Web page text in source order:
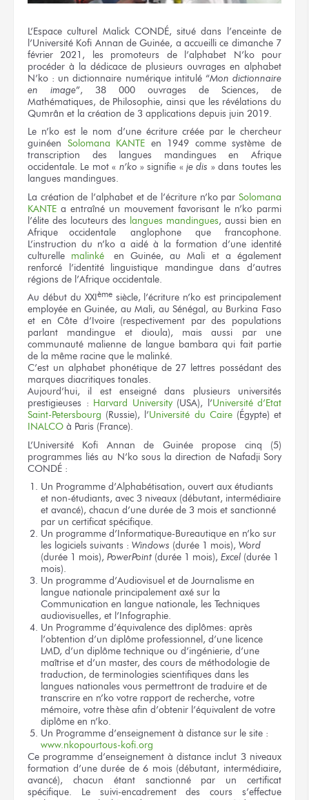
L’Espace culturel Malick CONDÉ, situé dans l’enceinte de
l’Université Kofi Annan de Guinée, a accueilli ce dimanche 7
février 2021, les promoteurs de l’alphabet N’ko pour
procéder à la dédicace de plusieurs ouvrages en alphabet
N’ko : un dictionnaire numérique intitulé “Mon dictionnaire
en image”, 38 000 ouvrages de Sciences, de
Mathématiques, de Philosophie, ainsi que les révélations du
Qumrân et la création de 3 applications depuis juin 2019.
Le n’ko est le nom d’une écriture créée par le chercheur
guinéen Solomana KANTE en 1949 comme système de
transcription des langues mandingues en Afrique
occidentale. Le mot « n’ko » signifie «je dis » dans toutes les
langues mandingues.
La création de l’alphabet et de l’écriture n’ko par Solomana
KANTE a entraîné un mouvement favorisant le n’ko parmi
l’élite des locuteurs des langues mandingues, aussi bien en
Afrique occidentale anglophone que francophone.
L’instruction du n’ko a aidé à la formation d’une identité
culturelle malinké en Guinée, au Mali et a également
renforcé l’identité linguistique mandingue dans d’autres
régions de l’Afrique occidentale.
Au début du XXIèmesiècle, l’écriture n’ko est principalement
employée en Guinée, au Mali, au Sénégal, au Burkina Faso
et en Côte d’Ivoire (respectivement par des populations
parlant mandingue et dioula), mais aussi par une
communauté malienne de langue bambara qui fait partie
de la même racine que le malinké.
C’est un alphabet phonétique de 27 lettres possédant des
marques diacritiques tonales.
Aujourd’hui, il est enseigné dans plusieurs universités
prestigieuses : Harvard University(USA), l’Université d’Etat
Saint-Petersbourg (Russie), l’Université du Caire(Égypte) et
INALCO à Paris (France).
L’Université Kofi Annan de Guinée propose cinq (5)
programmes liés au N’ko sous la direction de Nafadji Sory
CONDÉ :
Un Programme d’Alphabétisation, ouvert aux étudiants
et non-étudiants, avec 3 niveaux (débutant, intermédiaire
et avancé), chacun d’une durée de 3 mois et sanctionné
par un certificat spécifique.
Un programme d’Informatique-Bureautique en n’ko sur
les logiciels suivants :Windows (durée 1 mois),Word
(durée 1 mois),PowerPoint (durée 1 mois),Excel (durée 1
mois).
Un programme d’Audiovisuel et de Journalisme en
langue nationale principalement axé sur la
Communication en langue nationale, les Techniques
audiovisuelles, et l’Infographie.
Un Programme d’équivalence des diplômes: après
l’obtention d’un diplôme professionnel, d’une licence
LMD, d’un diplôme technique ou d’ingénierie, d’une
maîtrise et d’un master, des cours de méthodologie de
traduction, de terminologies scientifiques dans les
langues nationales vous permettront de traduire et de
transcrire en n’ko votre rapport de recherche, votre
mémoire, votre thèse afin d’obtenir l’équivalent de votre
diplôme en n’ko.
Un Programme d’enseignement à distance sur le site :
www.nkopourtous-kofi.org
Ce programme d’enseignement à distance inclut 3 niveaux
formation d’une durée de 6 mois (débutant, intermédiaire,
avancé), chacun étant sanctionné par un certificat
spécifique. Le suivi-encadrement des cours s’effectue